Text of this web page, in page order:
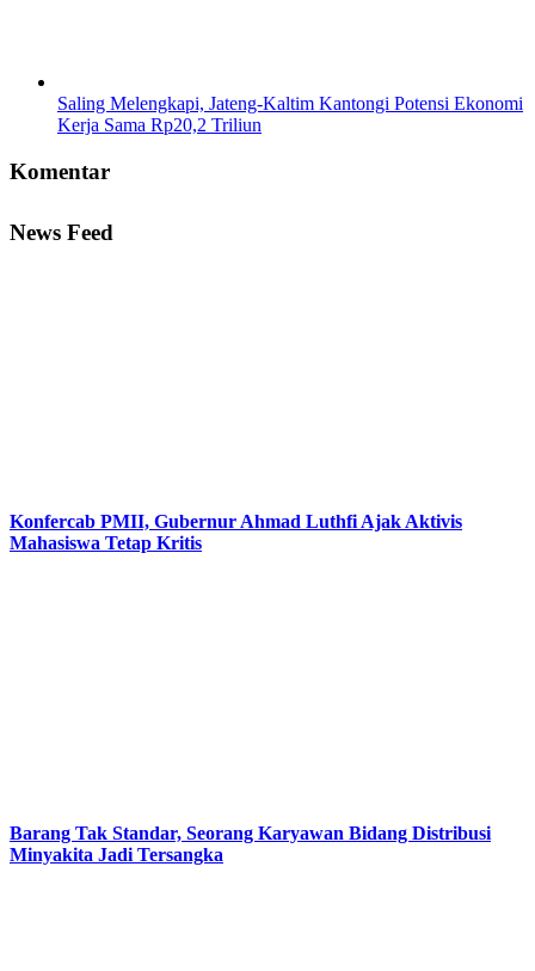
Saling Melengkapi, Jateng-Kaltim Kantongi Potensi Ekonomi
Kerja Sama Rp20,2 Triliun
Komentar
News Feed
Konfercab PMII, Gubernur Ahmad Luthfi Ajak Aktivis
Mahasiswa Tetap Kritis
Barang Tak Standar, Seorang Karyawan Bidang Distribusi
Minyakita Jadi Tersangka